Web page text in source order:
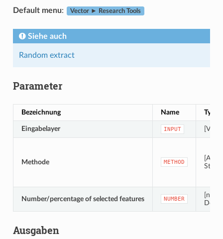
Default menu: Vector ► Research Tools
Siehe auch
Random extract
Parameter
Bezeichnung Name Typ
Eingabelayer INPUT
Methode METHOD
Number/percentage of selected features NUMBER
Ausgaben